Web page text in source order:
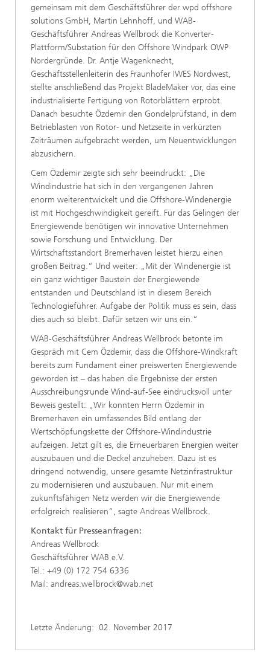
gemeinsam mit dem Geschäftsführer der wpd offshore
solutions GmbH, Martin Lehnhoff, und WAB-
Geschäftsführer Andreas Wellbrock die Konverter-
Plattform/Substation für den Offshore Windpark OWP
Nordergründe. Dr. Antje Wagenknecht,
Geschäftsstellenleiterin des Fraunhofer IWES Nordwest,
stellte anschließend das Projekt BladeMaker vor, das eine
industrialisierte Fertigung von Rotorblättern erprobt.
Danach besuchte Özdemir den Gondelprüfstand, in dem
Betrieblasten von Rotor- und Netzseite in verkürzten
Zeiträumen aufgebracht werden, um Neuentwicklungen
abzusichern.
Cem Özdemir zeigte sich sehr beeindruckt: „Die
Windindustrie hat sich in den vergangenen Jahren
enorm weiterentwickelt und die Offshore-Windenergie
ist mit Hochgeschwindigkeit gereift. Für das Gelingen der
Energiewende benötigen wir innovative Unternehmen
sowie Forschung und Entwicklung. Der
Wirtschaftsstandort Bremerhaven leistet hierzu einen
großen Beitrag.“ Und weiter: „Mit der Windenergie ist
ein ganz wichtiger Baustein der Energiewende
entstanden und Deutschland ist in diesem Bereich
Technologieführer. Aufgabe der Politik muss es sein, dass
dies auch so bleibt. Dafür setzen wir uns ein.“
WAB-Geschäftsführer Andreas Wellbrock betonte im
Gespräch mit Cem Özdemir, dass die Offshore-Windkraft
bereits zum Fundament einer preiswerten Energiewende
geworden ist – das haben die Ergebnisse der ersten
Ausschreibungsrunde Wind-auf-See eindrucksvoll unter
Beweis gestellt: „Wir konnten Herrn Özdemir in
Bremerhaven ein umfassendes Bild entlang der
Wertschöpfungskette der Offshore-Windindustrie
aufzeigen. Jetzt gilt es, die Erneuerbaren Energien weiter
auszubauen und die Deckel anzuheben. Dazu ist es
dringend notwendig, unsere gesamte Netzinfrastruktur
zu modernisieren und auszubauen. Nur mit einem
zukunftsfähigen Netz werden wir die Energiewende
erfolgreich realisieren“, sagte Andreas Wellbrock.
Kontakt für Presseanfragen:
Andreas Wellbrock
Geschäftsführer WAB e.V.
Tel.: +49 (0) 172 754 6336
Mail: andreas.wellbrock@wab.net
Letzte Änderung: 02. November 2017